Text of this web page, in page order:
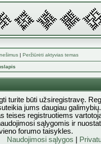
| Peržiūrėti aktyvias temas
turite būti užsiregistravę.
jums daugiau
teises registruotiems
sąlygomis ir
forumo taisykles.
Naudojimosi sąlygos